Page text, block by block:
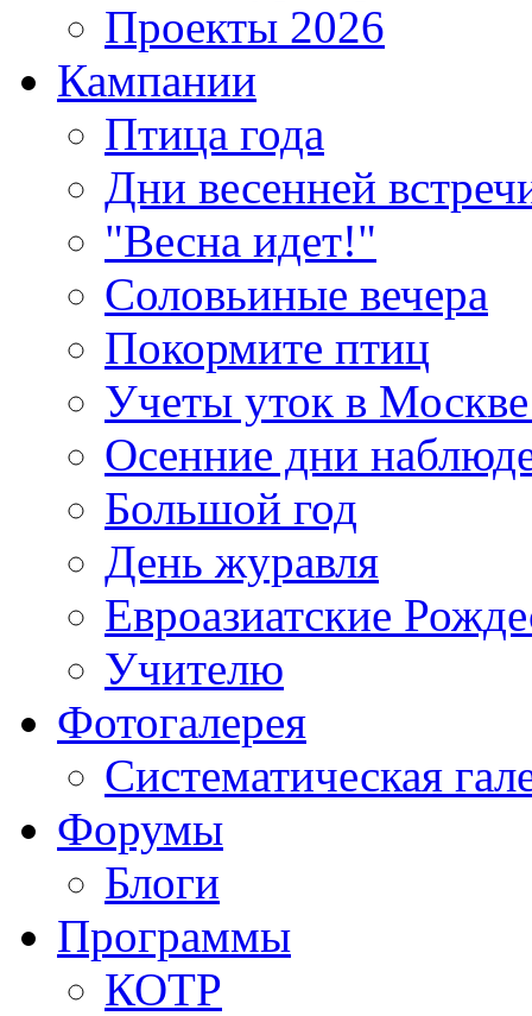
Проекты 2026
Кампании
Птица года
Дни весенней
"Весна идет!"
Соловьиные вечера
Покормите птиц
Учеты уток в
Осенние дни
Большой год
День журавля
Евроазиатские
Учителю
Фотогалерея
Систематическая
Форумы
Блоги
Программы
КОТР